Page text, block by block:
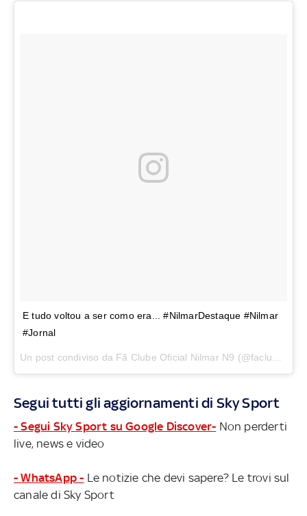
E tudo voltou a ser como era... #NilmarDestaque #Nilmar
#Jornal
Segui tutti gli aggiornamenti di Sky Sport
- Segui Sky Sport su Google Discover- Non perderti
live, news e video
- WhatsApp - Le notizie che devi sapere? Le trovi sul
canale di Sky Sport